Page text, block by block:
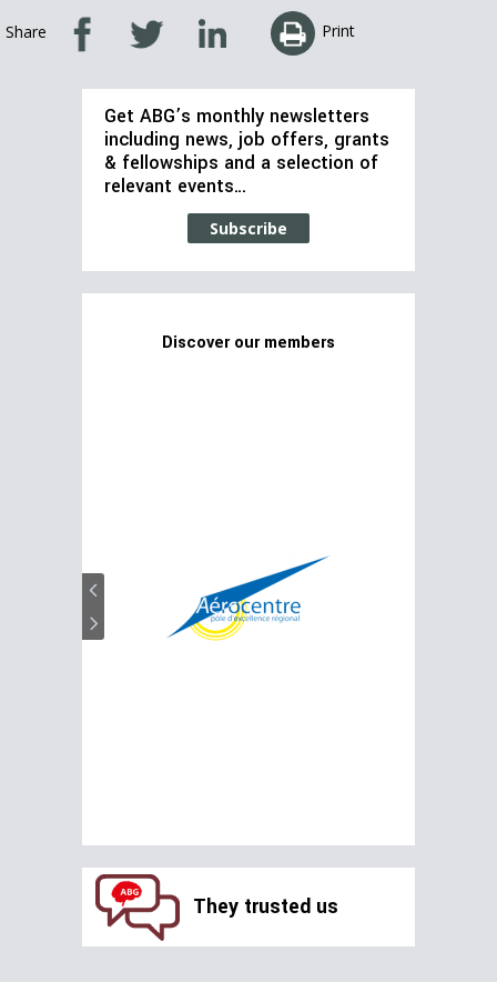
Share Print
Get ABG’s monthly newsletters
including news, job offers, grants
& fellowships and a selection of
relevant events…
Subscribe
Discover our members
They trusted us